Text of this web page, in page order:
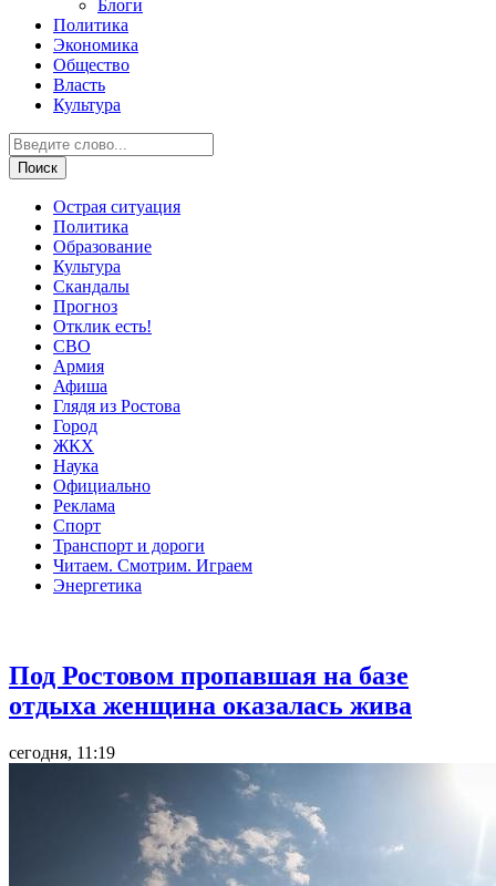
Блоги
Политика
Экономика
Общество
Власть
Культура
Острая ситуация
Политика
Образование
Культура
Скандалы
Прогноз
Отклик есть!
СВО
Армия
Афиша
Глядя из Ростова
Город
ЖКХ
Наука
Официально
Реклама
Спорт
Транспорт и дороги
Читаем. Смотрим. Играем
Энергетика
Под Ростовом пропавшая на базе
отдыха женщина оказалась жива
сегодня, 11:19